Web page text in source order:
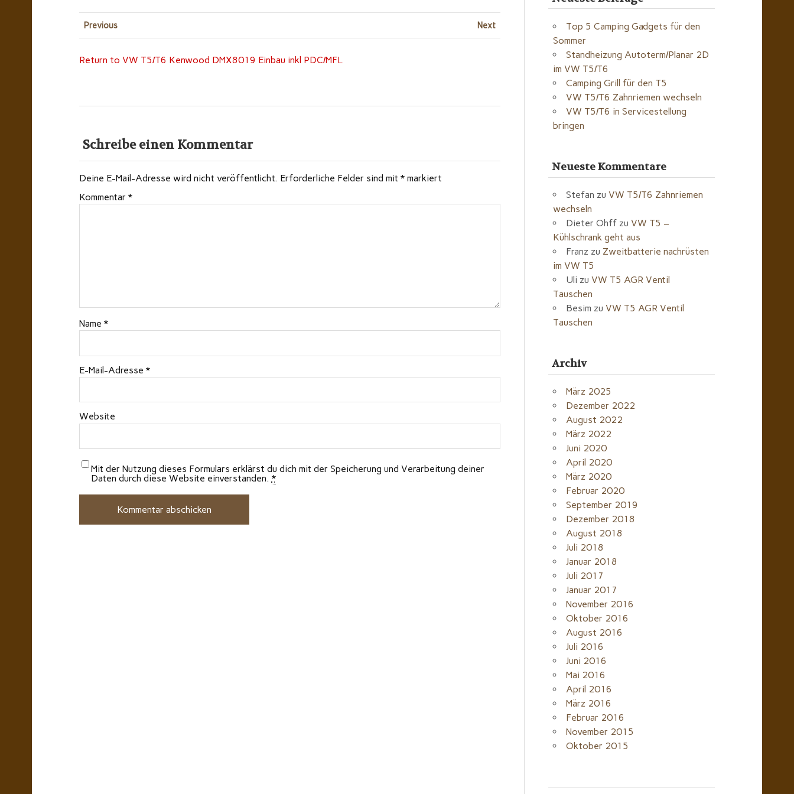
Previous Next
Return to VW T5/T6 Kenwood DMX8019 Einbau inkl PDC/MFL
Schreibe einen Kommentar
Deine E-Mail-Adresse wird nicht veröffentlicht. Erforderliche Felder sind mit *markiert
Kommentar *
Name *
E-Mail-Adresse *
Website
Mit der Nutzung dieses Formulars erklärst du dich mit der Speicherung und Verarbeitung deiner
Daten durch diese Website einverstanden. *
Top 5 Camping Gadgets für den
Sommer
Standheizung Autoterm/Planar 2D
im VW T5/T6
Camping Grill für den T5
VW T5/T6 Zahnriemen wechseln
VW T5/T6 in Servicestellung
bringen
Neueste Kommentare
Stefan zuVW T5/T6 Zahnriemen
wechseln
Dieter Ohff zuVW T5 –
Kühlschrank geht aus
Franz zu Zweitbatterie nachrüsten
im VW T5
Uli zuVW T5 AGR Ventil
Tauschen
Besim zuVW T5 AGR Ventil
Tauschen
Archiv
März 2025
Dezember 2022
August 2022
März 2022
Juni 2020
April 2020
März 2020
Februar 2020
September 2019
Dezember 2018
August 2018
Juli 2018
Januar 2018
Juli 2017
Januar 2017
November 2016
Oktober 2016
August 2016
Juli 2016
Juni 2016
Mai 2016
April 2016
März 2016
Februar 2016
November 2015
Oktober 2015